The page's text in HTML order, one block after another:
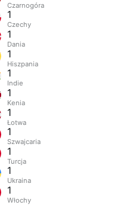
Czarnogóra
1
Czechy
1
Dania
1
Hiszpania
1
Indie
1
Kenia
1
Łotwa
1
Szwajcaria
1
Turcja
1
Ukraina
1
Włochy